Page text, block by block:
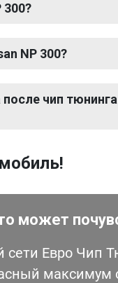
300?
NP 300?
чип
может
Евро Чип